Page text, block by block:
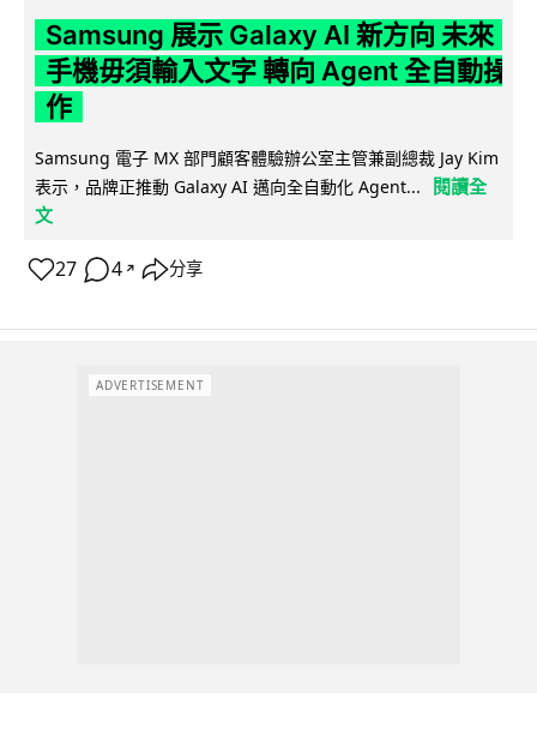
Samsung 展示 Galaxy AI 新方向 未來
手機毋須輸入文字 轉向 Agent 全自動操
作
Samsung 電子 MX 部門顧客體驗辦公室主管兼副總裁 Jay Kim
表示，品牌正推動 Galaxy AI 邁向全自動化 Agent...
閱讀全
文
27 4 ↗ 分享
ADVERTISEMENT